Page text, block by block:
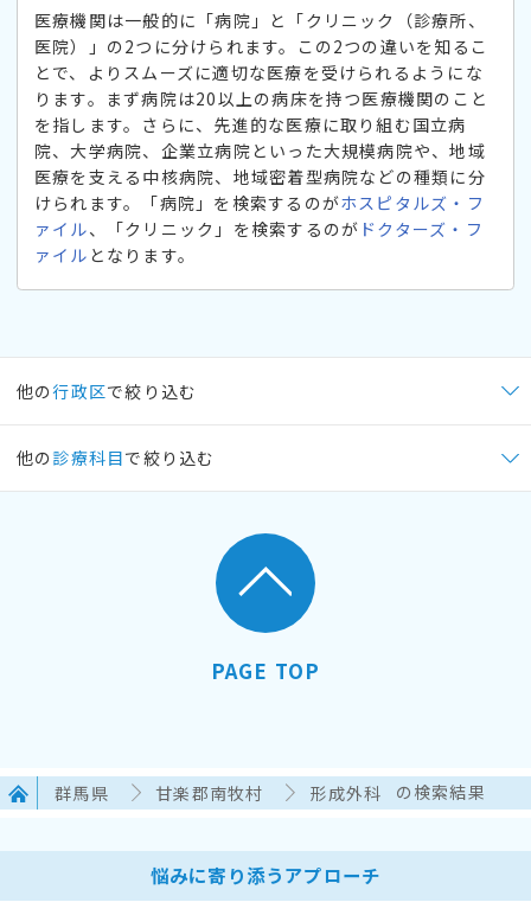
医療機関は一般的に「病院」と「クリニック（診療所、
医院）」の2つに分けられます。この2つの違いを知るこ
とで、よりスムーズに適切な医療を受けられるようにな
ります。まず病院は20以上の病床を持つ医療機関のこと
を指します。さらに、先進的な医療に取り組む国立病
院、大学病院、企業立病院といった大規模病院や、地域
医療を支える中核病院、地域密着型病院などの種類に分
けられます。「病院」を検索するのがホスピタルズ・フ
ァイル、「クリニック」を検索するのが ドクターズ・フ
ァイル となります。
他の行政区で絞り込む
他の 診療科目で絞り込む
PAGE TOP
群馬県 甘楽郡南牧村 形成外科 の検索結果
悩みに寄り添うアプローチ